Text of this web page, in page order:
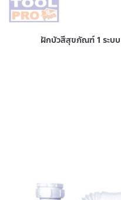
ฝักบัวสีสุขภัณฑ์ 1 ระบ